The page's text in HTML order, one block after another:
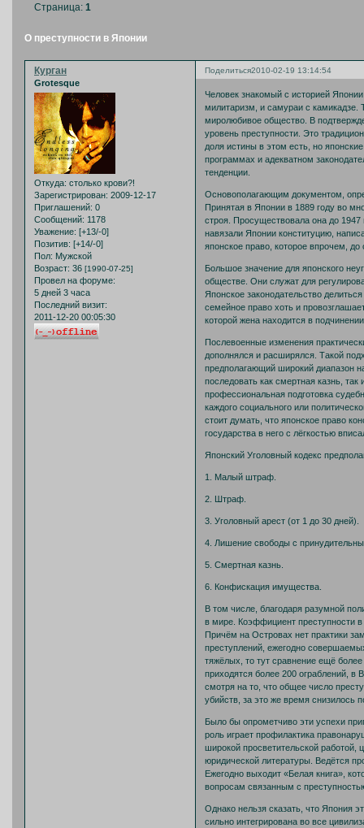
О преступности в Японии
Страница:1
Поделиться2010-02-19 13:14:54
Курган
Grotesque
Откуда: столько крови?!
Зарегистрирован: 2009-12-17
Приглашений: 0
Сообщений: 1178
Уважение: [+13/-0]
Позитив: [+14/-0]
Пол: Мужской
Возраст: 36 [1990-07-25]
Провел на форуме:
5 дней 3 часа
Последний визит:
2011-12-20 00:05:30
Человек знакомый с историей
милитаризм, и самураи с камикадзе.
миролюбивое общество. В
уровень преступности. Это
доля истины в этом есть, но
программах и адекватном
тенденции.
Основополагающим документом,
Принятая в Японии в 1889 году во
строя. Просуществовала она до
навязали Японии конституцию,
японское право, которое впрочем,
Большое значение для японского
обществе. Они служат для
Японское законодательство
семейное право хоть и
которой жена находится в
Послевоенные изменения
дополнялся и расширялся. Такой
предполагающий широкий диапазон
последовать как смертная казнь,
профессиональная подготовка
каждого социального или
стоит думать, что японское право
государства в него с лёгкостью
Японский Уголовный кодекс
1. Малый штраф.
2. Штраф.
3. Уголовный арест (от 1 до 30 дней).
4. Лишение свободы с
5. Смертная казнь.
6. Конфискация имущества.
В том числе, благодаря разумной
в мире. Коэффициент преступности
Причём на Островах нет практики
преступлений, ежегодно
тяжёлых, то тут сравнение ещё
приходятся более 200 ограблений, в
смотря на то, что общее число
убийств, за это же время снизилось
Было бы опрометчиво эти успехи
роль играет профилактика
широкой просветительской работой,
юридической литературы. Ведётся
Ежегодно выходит «Белая книга»,
вопросам связанным с
Однако нельзя сказать, что Япония
сильно интегрирована во все